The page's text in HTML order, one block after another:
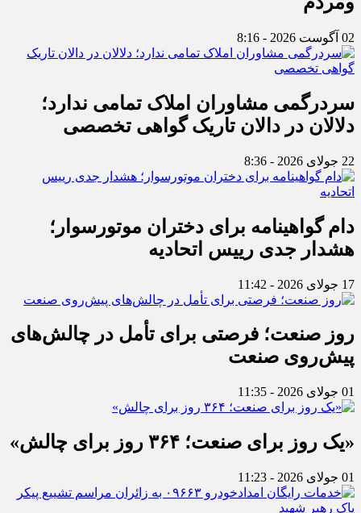
02 آگوست 2026 - 8:16
سردرگمی مشاوران املاک تمامی ندارد؛
دلالان در دالان تاریک گواهی تخصصی
22 جولای 2026 - 8:36
دام گواهینامه برای دختران موتورسوار؛
هشدار جدی رییس اتحادیه
17 جولای 2026 - 11:42
روز صنعت؛ فرصتی برای تأمل در چالش‌های
پیش‌روی صنعت
01 جولای 2026 - 11:35
«یک روز برای صنعت؛ ۳۶۴ روز برای چالش»
01 جولای 2026 - 11:23